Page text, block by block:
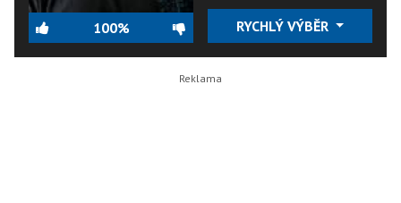
100% RYCHLÝ VÝBĚR